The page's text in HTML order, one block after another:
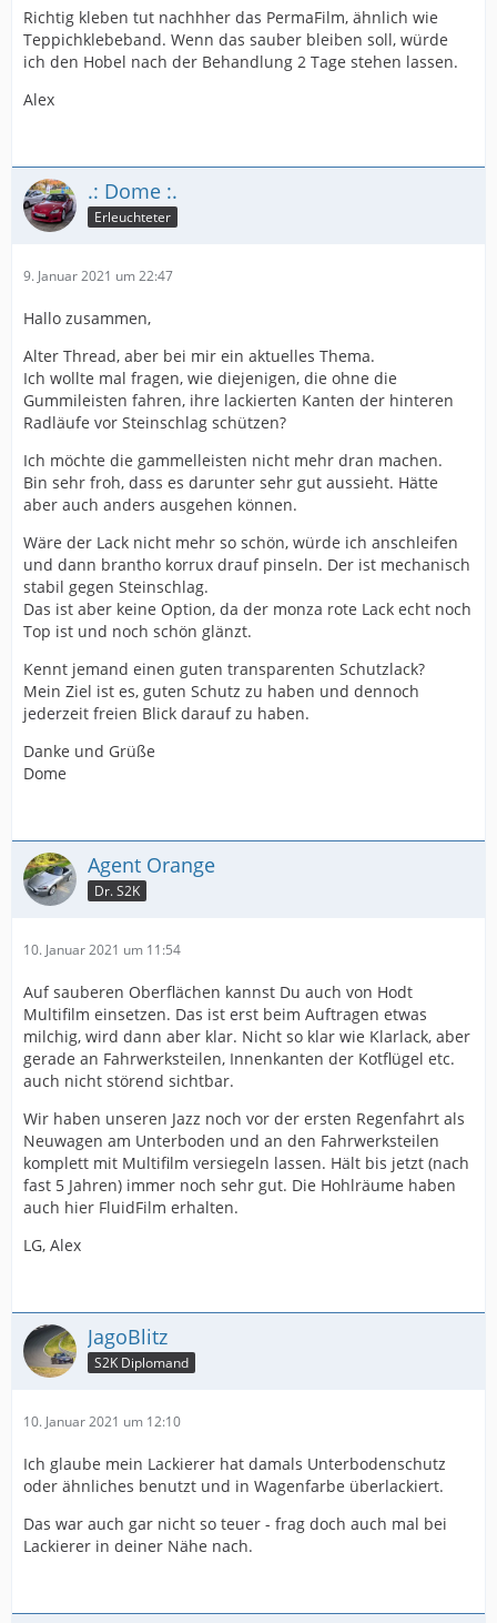
Richtig kleben tut nachhher das PermaFilm, ähnlich wie
Teppichklebeband. Wenn das sauber bleiben soll, würde
ich den Hobel nach der Behandlung 2 Tage stehen lassen.
Alex
.: Dome :.
Erleuchteter
9. Januar 2021 um 22:47
Hallo zusammen,
Alter Thread, aber bei mir ein aktuelles Thema.
Ich wollte mal fragen, wie diejenigen, die ohne die
Gummileisten fahren, ihre lackierten Kanten der hinteren
Radläufe vor Steinschlag schützen?
Ich möchte die gammelleisten nicht mehr dran machen.
Bin sehr froh, dass es darunter sehr gut aussieht. Hätte
aber auch anders ausgehen können.
Wäre der Lack nicht mehr so schön, würde ich anschleifen
und dann brantho korrux drauf pinseln. Der ist mechanisch
stabil gegen Steinschlag.
Das ist aber keine Option, da der monza rote Lack echt noch
Top ist und noch schön glänzt.
Kennt jemand einen guten transparenten Schutzlack?
Mein Ziel ist es, guten Schutz zu haben und dennoch
jederzeit freien Blick darauf zu haben.
Danke und Grüße
Dome
Agent Orange
Dr. S2K
10. Januar 2021 um 11:54
Auf sauberen Oberflächen kannst Du auch von Hodt
Multifilm einsetzen. Das ist erst beim Auftragen etwas
milchig, wird dann aber klar. Nicht so klar wie Klarlack, aber
gerade an Fahrwerksteilen, Innenkanten der Kotflügel etc.
auch nicht störend sichtbar.
Wir haben unseren Jazz noch vor der ersten Regenfahrt als
Neuwagen am Unterboden und an den Fahrwerksteilen
komplett mit Multifilm versiegeln lassen. Hält bis jetzt (nach
fast 5 Jahren) immer noch sehr gut. Die Hohlräume haben
auch hier FluidFilm erhalten.
LG, Alex
JagoBlitz
S2K Diplomand
10. Januar 2021 um 12:10
Ich glaube mein Lackierer hat damals Unterbodenschutz
oder ähnliches benutzt und in Wagenfarbe überlackiert.
Das war auch gar nicht so teuer - frag doch auch mal bei
Lackierer in deiner Nähe nach.